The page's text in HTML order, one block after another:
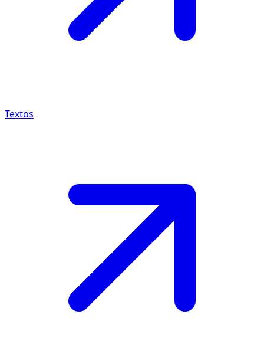
Textos